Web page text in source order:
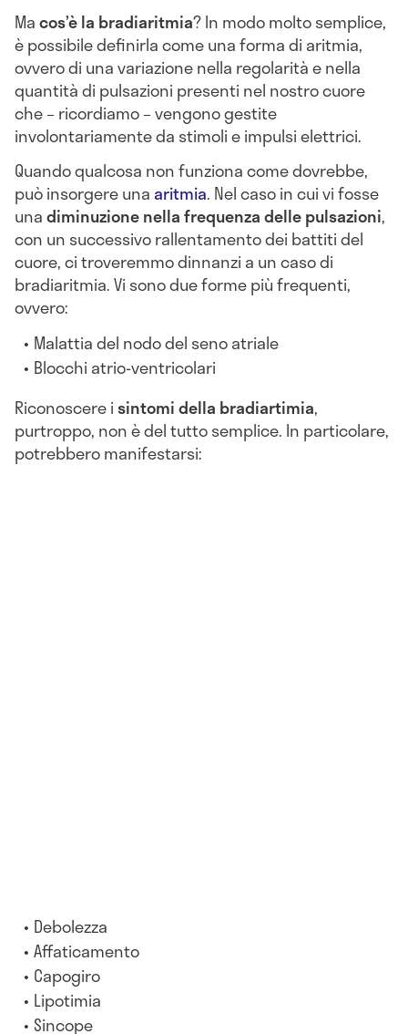
Macos’è la bradiaritmia? In modo molto semplice,
è possibile definirla come una forma di aritmia,
ovvero di una variazione nella regolarità e nella
quantità di pulsazioni presenti nel nostro cuore
che – ricordiamo – vengono gestite
involontariamente da stimoli e impulsi elettrici.
Quando qualcosa non funziona come dovrebbe,
può insorgere una aritmia. Nel caso in cui vi fosse
unadiminuzione nella frequenza delle pulsazioni,
con un successivo rallentamento dei battiti del
cuore, ci troveremmo dinnanzi a un caso di
bradiaritmia. Vi sono due forme più frequenti,
ovvero:
Malattia del nodo del seno atriale
Blocchi atrio-ventricolari
Riconoscere isintomi della bradiartimia,
purtroppo, non è del tutto semplice. In particolare,
potrebbero manifestarsi:
Debolezza
Affaticamento
Capogiro
Lipotimia
Sincope